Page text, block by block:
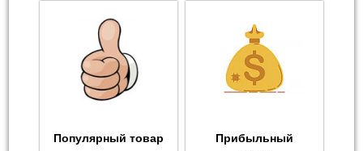
Популярный товар
Прибыльный